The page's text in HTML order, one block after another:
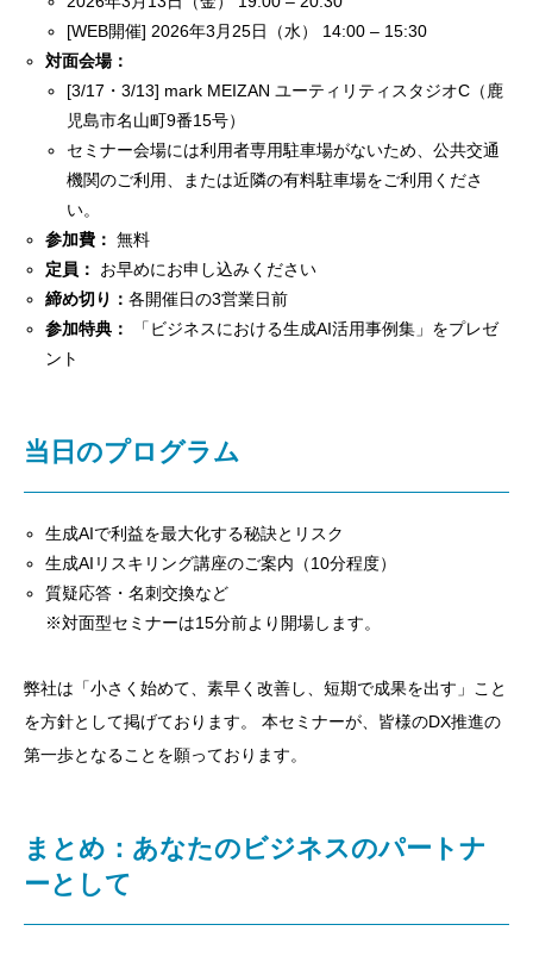
[WEB開催] 2026年3月25日（水） 14:00 – 15:30
対面会場：
[3/17・3/13] mark MEIZAN ユーティリティスタジオC（鹿
児島市名山町9番15号）
セミナー会場には利用者専用駐車場がないため、公共交通
機関のご利用、または近隣の有料駐車場をご利用くださ
い。
参加費： 無料
定員：
お早めにお申し込みください
締め切り：各開催日の3営業日前
参加特典：
「ビジネスにおける生成AI活用事例集」をプレゼ
ント
当日のプログラム
生成AIで利益を最大化する秘訣とリスク
生成AIリスキリング講座のご案内（10分程度）
質疑応答・名刺交換など
※対面型セミナーは15分前より開場します。
弊社は「小さく始めて、素早く改善し、短期で成果を出す」こと
を方針として掲げております。 本セミナーが、皆様のDX推進の
第一歩となることを願っております。
まとめ：あなたのビジネスのパートナ
ーとして